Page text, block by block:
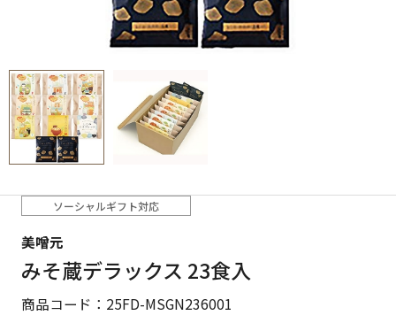
ソーシャルギフト対応
美噌元
みそ蔵デラックス 23食入
商品コード：25FD-MSGN236001